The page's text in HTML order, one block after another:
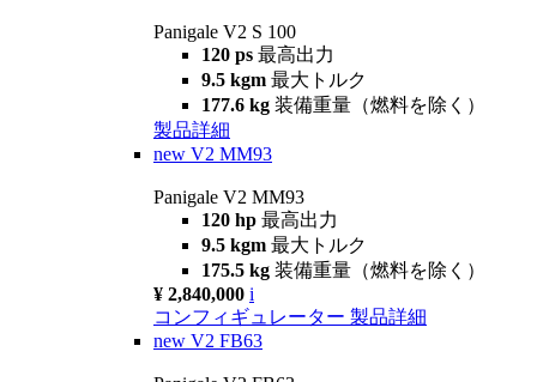
Panigale V2 S 100
120 ps 最高出力
9.5 kgm 最大トルク
177.6 kg 装備重量（燃料を除く）
製品詳細
new V2 MM93
Panigale V2 MM93
120 hp 最高出力
9.5 kgm 最大トルク
175.5 kg 装備重量（燃料を除く）
¥ 2,840,000 i
コンフィギュレーター 製品詳細
new V2 FB63